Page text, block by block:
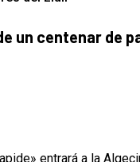
un centenar de
entrará a la